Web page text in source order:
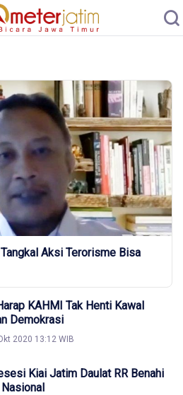
Aksi Terorisme Bisa
KAHMI Tak Henti Kawal
Demokrasi
2020 13:12 WIB
Kiai Jatim Daulat RR Benahi